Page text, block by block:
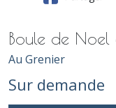
Boule de
Au Grenier
Sur demande